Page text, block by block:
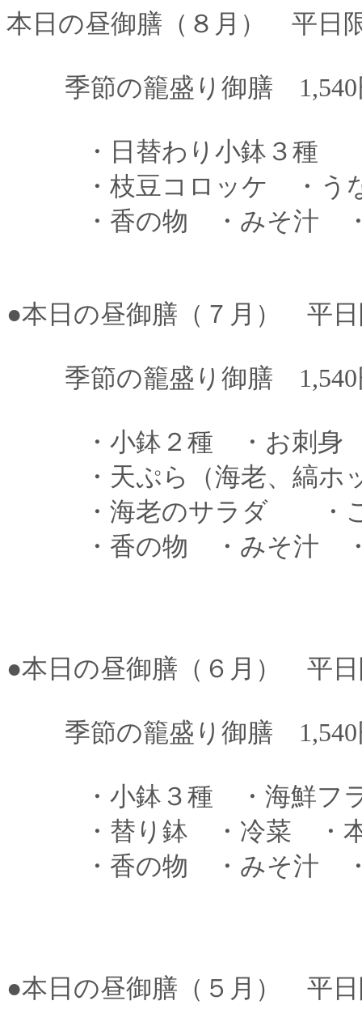
本日の昼御膳（８月） 平日
季節の籠盛り御膳 1,540
・日替わり小鉢３種
・枝豆コロッケ ・う
・香の物 ・みそ汁 ・
●本日の昼御膳（７月） 平日
季節の籠盛り御膳 1,540
・小鉢２種 ・お刺身
・天ぷら（海老、縞ホッ
・海老のサラダ ・
・香の物 ・みそ汁 ・
●本日の昼御膳（６月） 平日
季節の籠盛り御膳 1,540
・小鉢３種 ・海鮮フ
・替り鉢 ・冷菜 ・本
・香の物 ・みそ汁 ・
●本日の昼御膳（５月） 平日